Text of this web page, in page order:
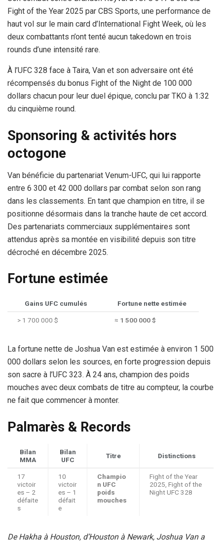
Fight of the Year 2025 par CBS Sports, une performance de
haut vol sur le main card d’International Fight Week, où les
deux combattants n’ont tenté aucun takedown en trois
rounds d’une intensité rare.
À l’UFC 328 face à Taira, Van et son adversaire ont été
récompensés du bonus Fight of the Night de 100 000
dollars chacun pour leur duel épique, conclu par TKO à 1:32
du cinquième round.
Sponsoring & activités hors
octogone
Van bénéficie du partenariat Venum-UFC, qui lui rapporte
entre 6 300 et 42 000 dollars par combat selon son rang
dans les classements. En tant que champion en titre, il se
positionne désormais dans la tranche haute de cet accord.
Des partenariats commerciaux supplémentaires sont
attendus après sa montée en visibilité depuis son titre
décroché en décembre 2025.
Fortune estimée
Gains UFC cumulés Fortune nette estimée
> 1 700 000 $ ≈ 1 500 000 $
La fortune nette de Joshua Van est estimée à environ 1 500
000 dollars selon les sources, en forte progression depuis
son sacre à l’UFC 323. À 24 ans, champion des poids
mouches avec deux combats de titre au compteur, la courbe
ne fait que commencer à monter.
Palmarès & Records
Bilan
MMA
Bilan
UFC
Titre Distinctions
17
victoir
es – 2
défaite
s
10
victoir
es – 1
défait
e
Champio
n UFC
poids
mouches
Fight of the Year
2025, Fight of the
Night UFC 328
De Hakha à Houston, d’Houston à Newark, Joshua Van a